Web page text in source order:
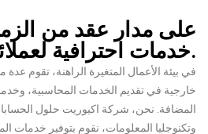
على مدار عقد من
خدمات احترافية لعملائنا.
في بيئة الأعمال المتغيرة الراهنة، تقوم
خارجية في تقديم الخدمات المحاسبية،
المضافة. نحن، شركة اكيوريت حلول
وتكنوجليا المعلومات، نقوم بتوفير خدمات